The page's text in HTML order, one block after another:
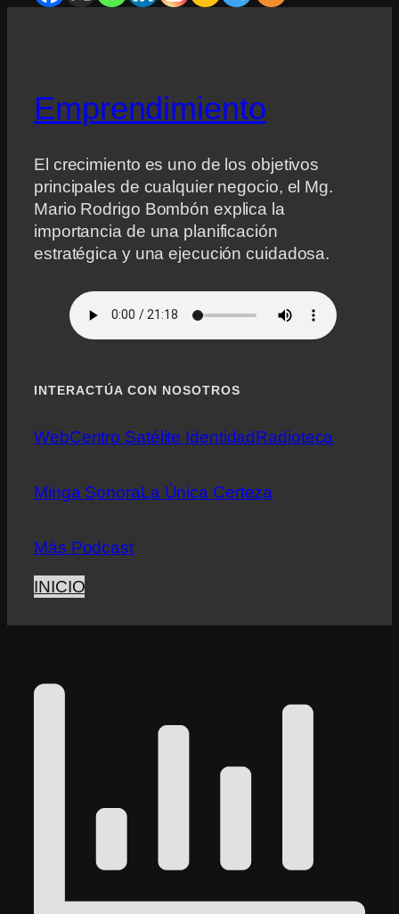
Emprendimiento
El crecimiento es uno de los objetivos
principales de cualquier negocio, el Mg.
Mario Rodrigo Bombón explica la
importancia de una planificación
estratégica y una ejecución cuidadosa.
INTERACTÚA CON NOSOTROS
WebCentro Satélite IdentidadRadioteca
Minga SonoraLa Única Certeza
Más Podcast
INICIO